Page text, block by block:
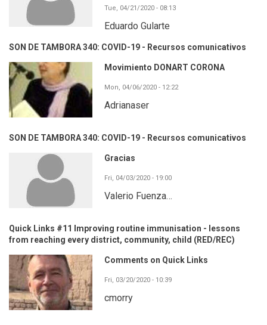
Tue, 04/21/2020 - 08:13
Eduardo Gularte
SON DE TAMBORA 340: COVID-19 - Recursos comunicativos
Movimiento DONART CORONA
Mon, 04/06/2020 - 12:22
Adrianaser
SON DE TAMBORA 340: COVID-19 - Recursos comunicativos
Gracias
Fri, 04/03/2020 - 19:00
Valerio Fuenza…
Quick Links #11 Improving routine immunisation - lessons
from reaching every district, community, child (RED/REC)
Comments on Quick Links
Fri, 03/20/2020 - 10:39
cmorry